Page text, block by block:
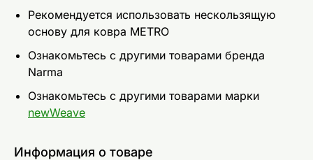
Рекомендуется использовать нескользящую
основу для ковра METRO
Ознакомьтесь с другими товарами бренда
Narma
Ознакомьтесь с другими товарами марки
newWeave
Информация о товаре